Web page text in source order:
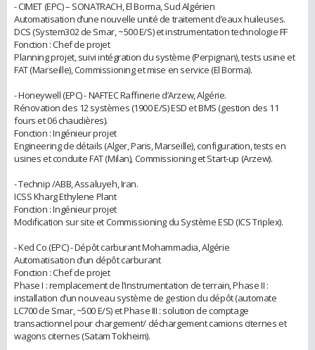
- CIMET (EPC) – SONATRACH, El Borma, Sud Algérien
Automatisation d’une nouvelle unité de traitement d’eaux huileuses.
DCS (System302 de Smar, ~500 E/S) et instrumentation technologie FF
Fonction : Chef de projet
Planning projet, suivi intégration du système (Perpignan), tests usine et
FAT (Marseille), Commissioning et mise en service (El Borma).
- Honeywell (EPC) - NAFTEC Raffinerie d’Arzew, Algérie.
Rénovation des 12 systèmes (1900 E/S) ESD et BMS (gestion des 11
fours et 06 chaudières).
Fonction : Ingénieur projet
Engineering de détails (Alger, Paris, Marseille), configuration, tests en
usines et conduite FAT (Milan), Commissioning et Start-up (Arzew).
- Technip /ABB, Assaluyeh, Iran.
ICSS Kharg Ethylene Plant
Fonction : Ingénieur projet
Modification sur site et Commissioning du Système ESD (ICS Triplex).
- Ked Co (EPC) - Dépôt carburant Mohammadia, Algérie
Automatisation d’un dépôt carburant
Fonction : Chef de projet
Phase I : remplacement de l’instrumentation de terrain, Phase II :
installation d’un nouveau système de gestion du dépôt (automate
LC700 de Smar, ~500 E/S) et Phase III : solution de comptage
transactionnel pour chargement/ déchargement camions citernes et
wagons citernes (Satam Tokheim).